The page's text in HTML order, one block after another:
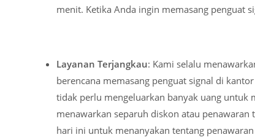
menit. Ketika Anda ingin memasang penguat
Layanan Terjangkau: Kami selalu
berencana memasang penguat signal di
tidak perlu mengeluarkan banyak uang untuk
menawarkan separuh diskon atau
hari ini untuk menanyakan tentang